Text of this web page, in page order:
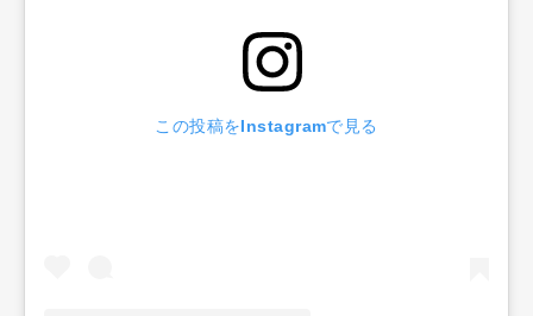
この投稿をInstagramで見る